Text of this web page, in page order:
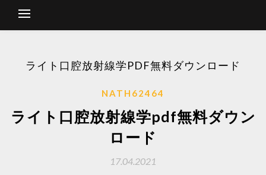
ライト口腔放射線学PDF無料ダウンロード
NATH62464
ライト口腔放射線学pdf無料ダウン
ロード
17.04.2021